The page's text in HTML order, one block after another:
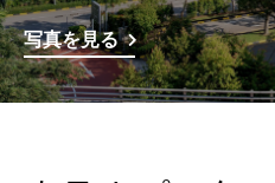
写真を見る